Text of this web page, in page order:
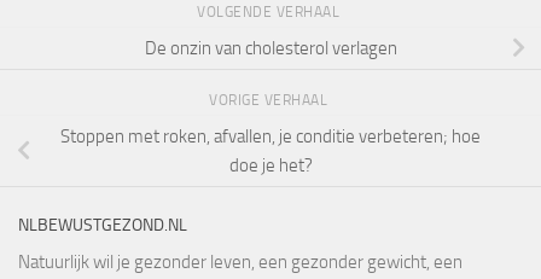
VOLGENDE VERHAAL
De onzin van cholesterol verlagen
VORIGE VERHAAL
Stoppen met roken, afvallen, je conditie verbeteren; hoe
doe je het?
NLBEWUSTGEZOND.NL
Natuurlijk wil je gezonder leven, een gezonder gewicht, een